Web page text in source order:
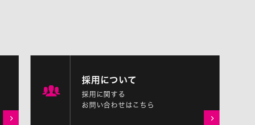
採用について
採用に関する
お問い合わせはこちら